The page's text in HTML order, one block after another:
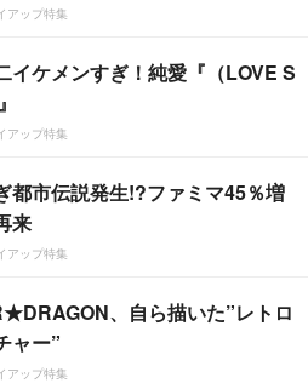
アップ特集
イケメンすぎ！純愛『（LOVE S
アップ特集
都市伝説発生!?ファミマ45％増
来
アップ特集
、自ら描いた”レトロ
ャー”
アップ特集